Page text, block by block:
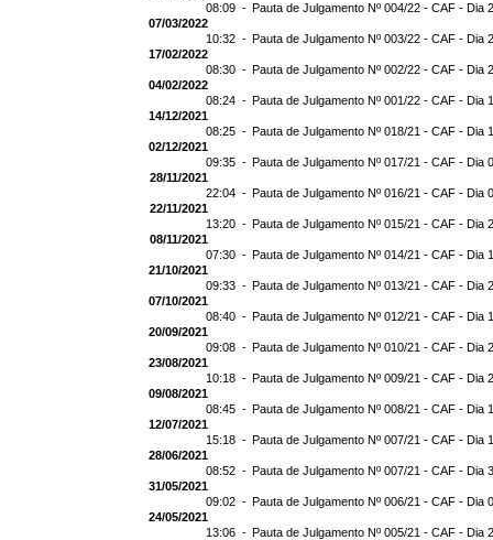
08:09 - Pauta de Julgamento Nº 004/22 - CAF - Dia
07/03/2022
10:32 - Pauta de Julgamento Nº 003/22 - CAF - Dia
17/02/2022
08:30 - Pauta de Julgamento Nº 002/22 - CAF - Dia
04/02/2022
08:24 - Pauta de Julgamento Nº 001/22 - CAF - Dia
14/12/2021
08:25 - Pauta de Julgamento Nº 018/21 - CAF - Dia
02/12/2021
09:35 - Pauta de Julgamento Nº 017/21 - CAF - Dia
28/11/2021
22:04 - Pauta de Julgamento Nº 016/21 - CAF - Dia
22/11/2021
13:20 - Pauta de Julgamento Nº 015/21 - CAF - Dia
08/11/2021
07:30 - Pauta de Julgamento Nº 014/21 - CAF - Dia
21/10/2021
09:33 - Pauta de Julgamento Nº 013/21 - CAF - Dia
07/10/2021
08:40 - Pauta de Julgamento Nº 012/21 - CAF - Dia
20/09/2021
09:08 - Pauta de Julgamento Nº 010/21 - CAF - Dia
23/08/2021
10:18 - Pauta de Julgamento Nº 009/21 - CAF - Dia
09/08/2021
08:45 - Pauta de Julgamento Nº 008/21 - CAF - Dia
12/07/2021
15:18 - Pauta de Julgamento Nº 007/21 - CAF - Dia
28/06/2021
08:52 - Pauta de Julgamento Nº 007/21 - CAF - Dia
31/05/2021
09:02 - Pauta de Julgamento Nº 006/21 - CAF - Dia
24/05/2021
13:06 - Pauta de Julgamento Nº 005/21 - CAF - Dia